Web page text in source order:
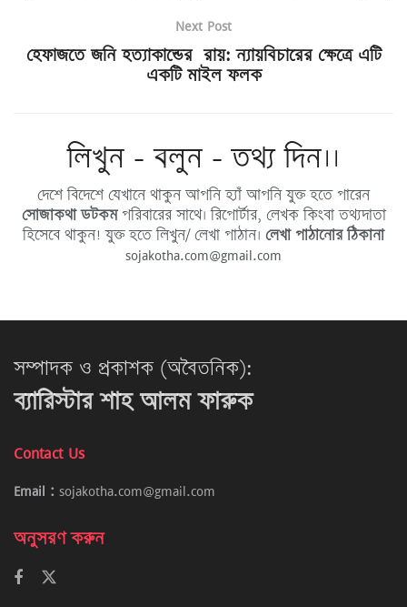
Next Post
হেফাজতে জনি হত্যাকান্ডের রায়: ন্যায়বিচারের ক্ষেত্রে এটি
একটি মাইল ফলক
লিখুন - বলুন - তথ্য দিন।।
দেশে বিদেশে যেখানে থাকুন আপনি হ্যাঁ আপনি যুক্ত হতে পারেন
সোজাকথা ডটকমপরিবারের সাথে। রিপোর্টার, লেখক কিংবা তথ্যদাতা
হিসেবে থাকুন! যুক্ত হতে লিখুন/ লেখা পাঠান। লেখা পাঠানোর ঠিকানা
sojakotha.com@gmail.com
সম্পাদক ও প্রকাশক (অবৈতনিক):
ব্যারিস্টার শাহ আলম ফারুক
Contact Us
Email : sojakotha.com@gmail.com
অনুসরণ করুন